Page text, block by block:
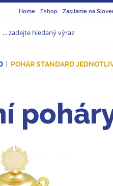
Home Eshop Zasíláme na
POHÁR STANDARD